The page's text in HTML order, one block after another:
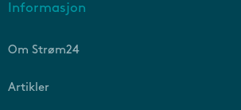
Informasjon
Om Strøm24
Artikler